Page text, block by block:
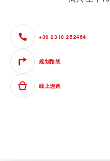
+30 2310 252464
规划路线
线上选购